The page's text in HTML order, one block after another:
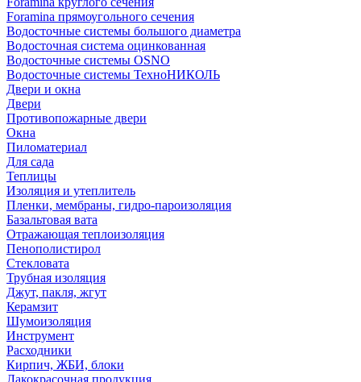
Foramina прямоугольного сечения
Водосточные системы большого диаметра
Водосточная система оцинкованная
Водосточные системы OSNO
Водосточные системы ТехноНИКОЛЬ
Двери и окна
Двери
Противопожарные двери
Окна
Пиломатериал
Для сада
Теплицы
Изоляция и утеплитель
Пленки, мембраны, гидро-пароизоляция
Базальтовая вата
Отражающая теплоизоляция
Пенополистирол
Стекловата
Трубная изоляция
Джут, пакля, жгут
Керамзит
Шумоизоляция
Инструмент
Расходники
Кирпич, ЖБИ, блоки
Лакокрасочная продукция